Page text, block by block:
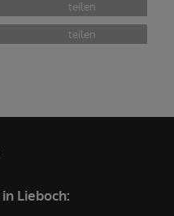
Lieboch: